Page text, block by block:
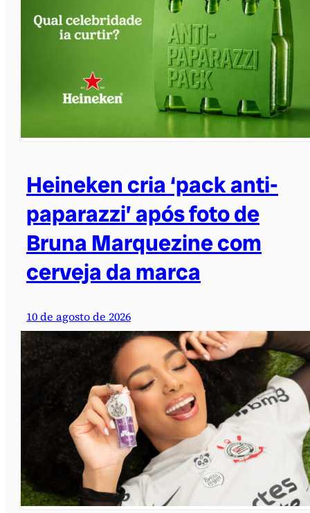
Heineken cria ‘pack anti-
paparazzi’ após foto de
Bruna Marquezine com
cerveja da marca
10 de agosto de 2026